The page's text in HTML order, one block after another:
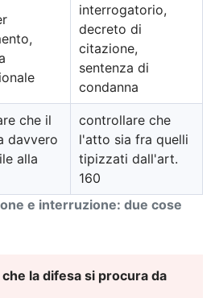
e interruzione: due cose
interrogatorio,
decreto di
citazione,
sentenza di
condanna
che il
davvero
alla
controllare che
l'atto sia fra quelli
tipizzati dall'art.
160
la difesa si procura da